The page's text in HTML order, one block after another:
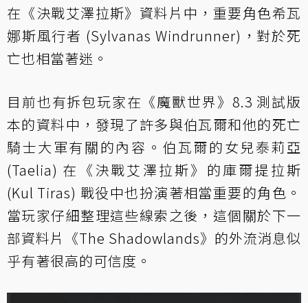
在《決戰艾澤拉斯》資料片中，重要角色希瓦
娜斯風行者 (Sylvanas Windrunner)，對於死
亡也相當著迷。
目前也有拆包玩家在《魔獸世界》8.3 測試版
本的資料中，發現了許多與伯瓦爾和他的死亡
騎士大軍有關的內容。伯瓦爾的女兒泰莉亞
(Taelia) 在《決戰艾澤拉斯》的庫爾提拉斯
(Kul Tiras) 戰役中也扮演著相當重要的角色。
當玩家仔細整理這些線索之後，這個關於下一
部資料片《The Shadowlands》的外流消息似
乎有著很高的可信度。